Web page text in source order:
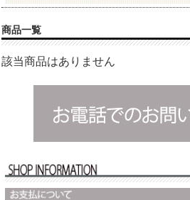
商品一覧
該当商品はありません